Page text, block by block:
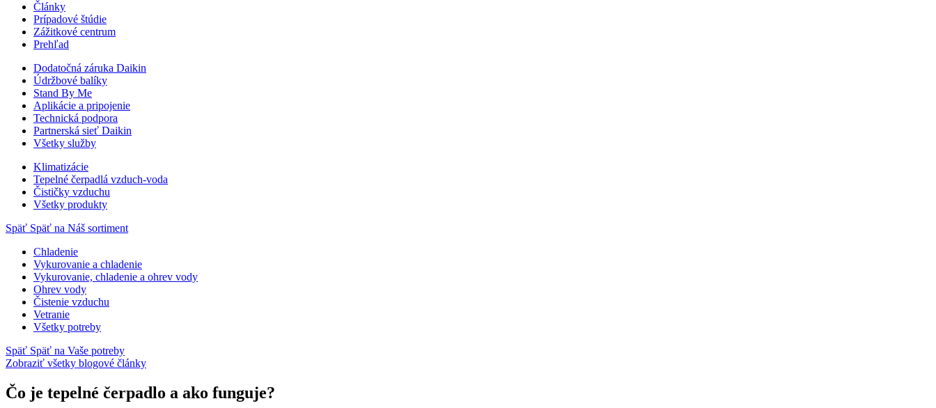
Články
Prípadové štúdie
Zážitkové centrum
Prehľad
Dodatočná záruka Daikin
Údržbové balíky
Stand By Me
Aplikácie a pripojenie
Technická podpora
Partnerská sieť Daikin
Všetky služby
Klimatizácie
Tepelné čerpadlá vzduch-voda
Čističky vzduchu
Všetky produkty
Späť Späť na Náš sortiment
Chladenie
Vykurovanie a chladenie
Vykurovanie, chladenie a ohrev vody
Ohrev vody
Čistenie vzduchu
Vetranie
Všetky potreby
Späť Späť na Vaše potreby
Zobraziť všetky blogové články
Čo je tepelné čerpadlo a ako funguje?